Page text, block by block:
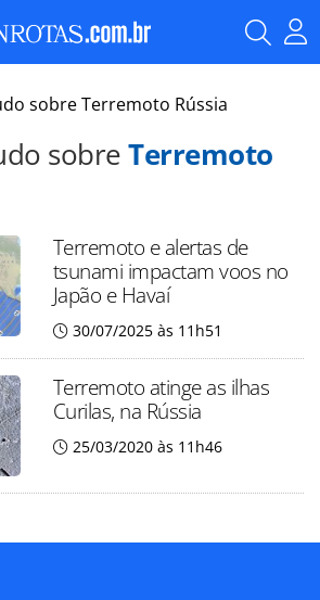
sobre Terremoto Rússia
sobreTerremoto
Terremoto e alertas de
tsunami impactam voos no
Japão e Havaí
30/07/2025 às 11h51
Terremoto atinge as ilhas
Curilas, na Rússia
25/03/2020 às 11h46